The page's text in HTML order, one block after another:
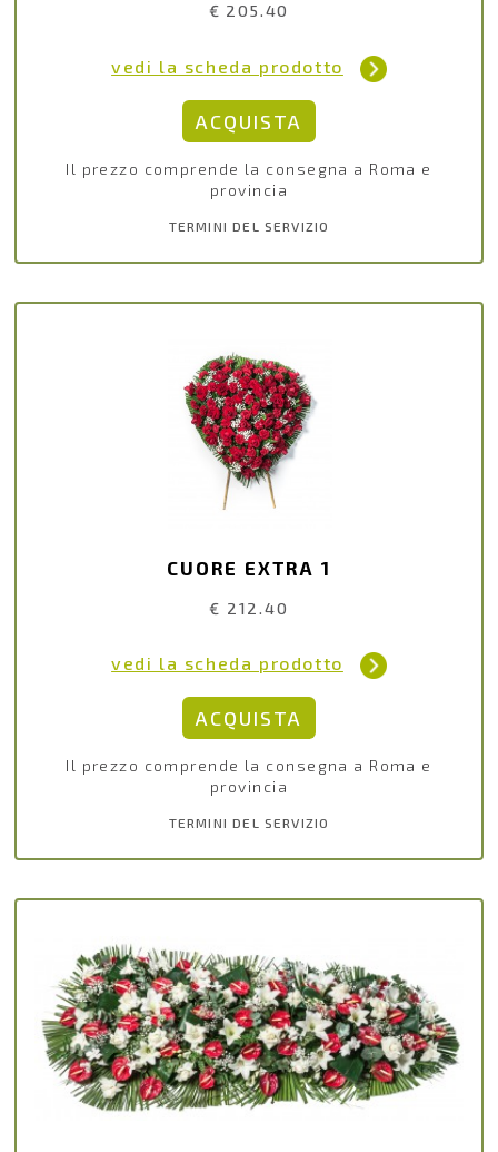
€ 205.40
vedi la scheda prodotto
Il prezzo comprende la consegna a Roma e
provincia
TERMINI DEL SERVIZIO
CUORE EXTRA 1
€ 212.40
vedi la scheda prodotto
Il prezzo comprende la consegna a Roma e
provincia
TERMINI DEL SERVIZIO